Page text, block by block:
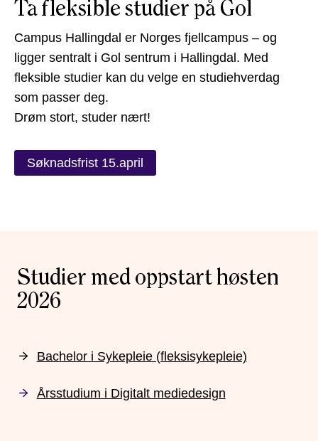
Ta fleksible studier på Gol
Campus Hallingdal er Norges fjellcampus – og
ligger sentralt i Gol sentrum i Hallingdal. Med
fleksible studier kan du velge en studiehverdag
som passer deg.
Drøm stort, studer nært!
Søknadsfrist 15.april
Studier med oppstart høsten
2026
Bachelor i Sykepleie (fleksisykepleie)
Årsstudium i Digitalt mediedesign